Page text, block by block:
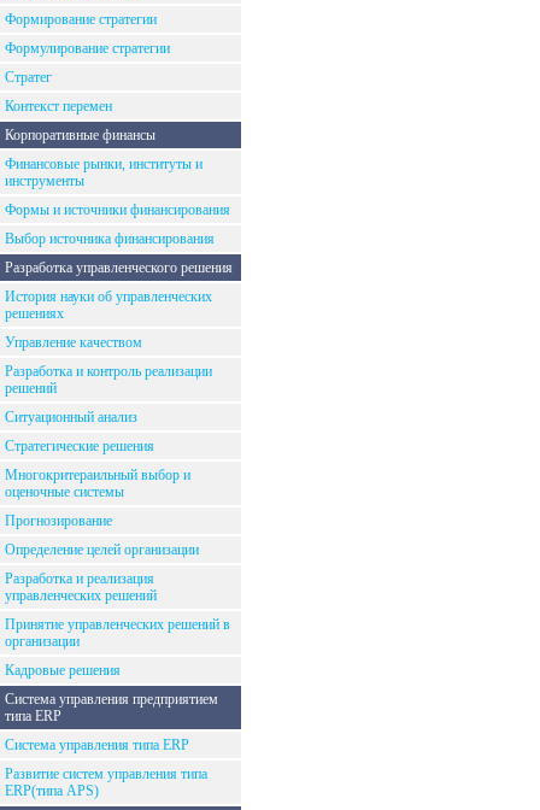
Формирование стратегии
Формулирование стратегии
Стратег
Контекст перемен
Корпоративные финансы
Финансовые рынки, институты и
инструменты
Формы и источники финансирования
Выбор источника финансирования
Разработка управленческого решения
История науки об управленческих
решениях
Управление качеством
Разработка и контроль реализации
решений
Ситуационный анализ
Стратегические решения
Многокритераильный выбор и
оценочные системы
Прогнозирование
Определение целей организации
Разработка и реализация
управленческих решений
Принятие управленческих решений в
организации
Кадровые решения
Система управления предприятием
типа ERP
Система управления типа ERP
Развитие систем управления типа
ERP(типа APS)